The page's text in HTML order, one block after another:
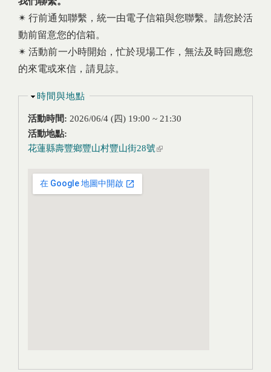
✴︎ 行前通知聯繫，統一由電子信箱與您聯繫。請您於活
動前留意您的信箱。
✴︎ 活動前一小時開始，忙於現場工作，無法及時回應您
的來電或來信，請見諒。
隱藏
時間與地點
活動時間: 2026/06/4 (四) 19:00 ~ 21:30
活動地點:
花蓮縣壽豐鄉豐山村豐山街28號 (link is external)